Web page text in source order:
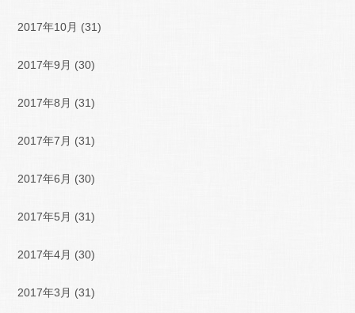
2017年10月 (31)
2017年9月 (30)
2017年8月 (31)
2017年7月 (31)
2017年6月 (30)
2017年5月 (31)
2017年4月 (30)
2017年3月 (31)